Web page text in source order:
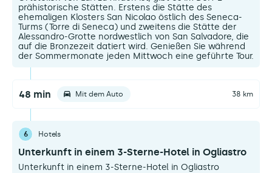
prähistorische Stätten. Erstens die Stätte des
ehemaligen Klosters San Nicolao östlich des Seneca-
Turms (Torre di Seneca) und zweitens die Stätte der
Alessandro-Grotte nordwestlich von San Salvadore, die
auf die Bronzezeit datiert wird. Genießen Sie während
der Sommermonate jeden Mittwoch eine geführte Tour.
48 min Mit dem Auto 38 km
6 Hotels
Unterkunft in einem 3-Sterne-Hotel in Ogliastro
Unterkunft in einem 3-Sterne-Hotel in Ogliastro